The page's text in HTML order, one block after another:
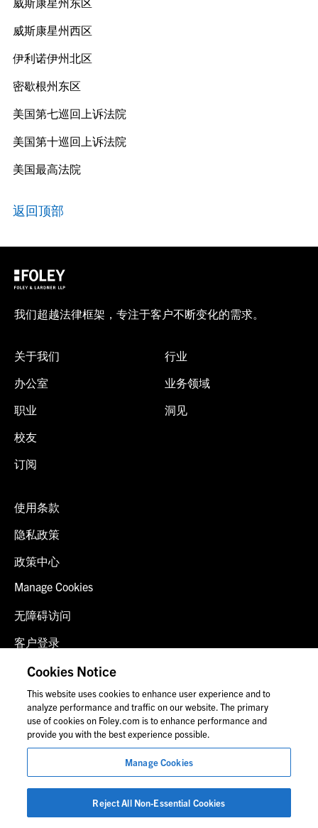
威斯康星州西区
伊利诺伊州北区
密歇根州东区
美国第七巡回上诉法院
美国第十巡回上诉法院
美国最高法院
返回顶部
我们超越法律框架，专注于客户不断变化的需求。
关于我们
办公室
职业
校友
订阅
行业
业务领域
洞见
使用条款
隐私政策
政策中心
Manage Cookies
无障碍访问
客户登录
诈骗预警
联系我们
© 2026 福里尔·拉德纳律师事务所
律师广告
图片中的人物可能并非福莱公司员工。
Cookies Notice
This website uses cookies to enhance user experience and to
analyze performance and traffic on our website. The primary
use of cookies on Foley.com is to enhance performance and
provide you with the best experience possible.
Manage Cookies
Reject All Non-Essential Cookies